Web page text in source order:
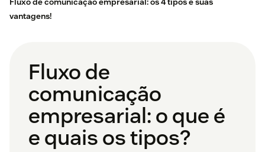
vantagens!
Fluxo de
comunicação
empresarial: o que é
e quais os tipos?